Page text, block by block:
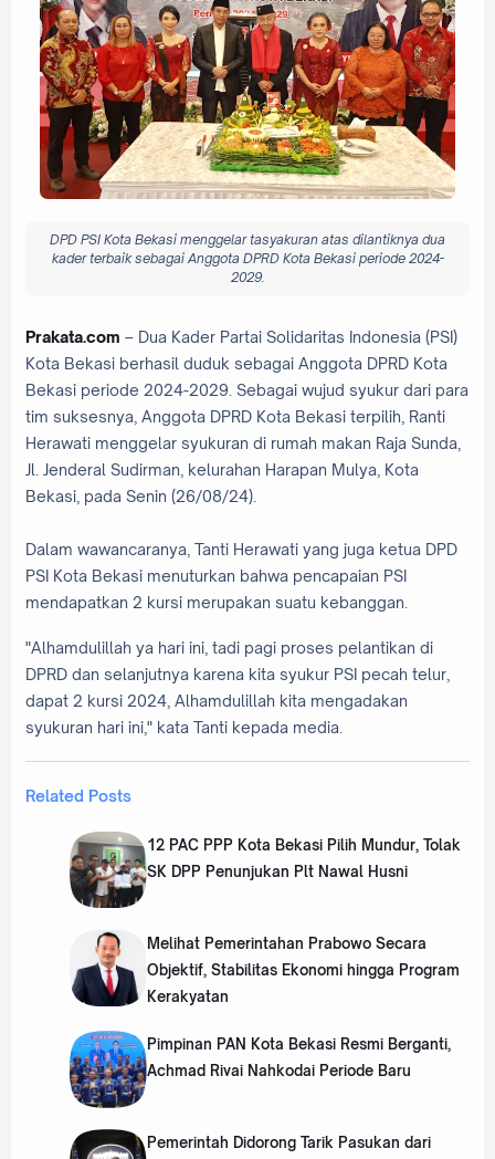
DPD PSI Kota Bekasi menggelar tasyakuran atas dilantiknya dua
kader terbaik sebagai Anggota DPRD Kota Bekasi periode 2024-
2029.
Prakata.com – Dua Kader Partai Solidaritas Indonesia (PSI)
Kota Bekasi berhasil duduk sebagai Anggota DPRD Kota
Bekasi periode 2024-2029. Sebagai wujud syukur dari para
tim suksesnya, Anggota DPRD Kota Bekasi terpilih, Ranti
Herawati menggelar syukuran di rumah makan Raja Sunda,
Jl. Jenderal Sudirman, kelurahan Harapan Mulya, Kota
Bekasi, pada Senin (26/08/24).
Dalam wawancaranya, Tanti Herawati yang juga ketua DPD
PSI Kota Bekasi menuturkan bahwa pencapaian PSI
mendapatkan 2 kursi merupakan suatu kebanggan.
"Alhamdulillah ya hari ini, tadi pagi proses pelantikan di
DPRD dan selanjutnya karena kita syukur PSI pecah telur,
dapat 2 kursi 2024, Alhamdulillah kita mengadakan
syukuran hari ini," kata Tanti kepada media.
Related Posts
12 PAC PPP Kota Bekasi Pilih Mundur, Tolak
SK DPP Penunjukan Plt Nawal Husni
Melihat Pemerintahan Prabowo Secara
Objektif, Stabilitas Ekonomi hingga Program
Kerakyatan
Pimpinan PAN Kota Bekasi Resmi Berganti,
Achmad Rivai Nahkodai Periode Baru
Pemerintah Didorong Tarik Pasukan dari